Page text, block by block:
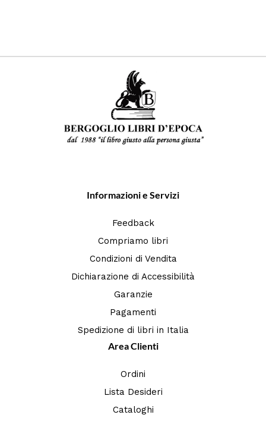
Informazioni e Servizi
Feedback
Compriamo libri
Condizioni di Vendita
Dichiarazione di Accessibilità
Garanzie
Pagamenti
Spedizione di libri in Italia
Area Clienti
Ordini
Lista Desideri
Cataloghi